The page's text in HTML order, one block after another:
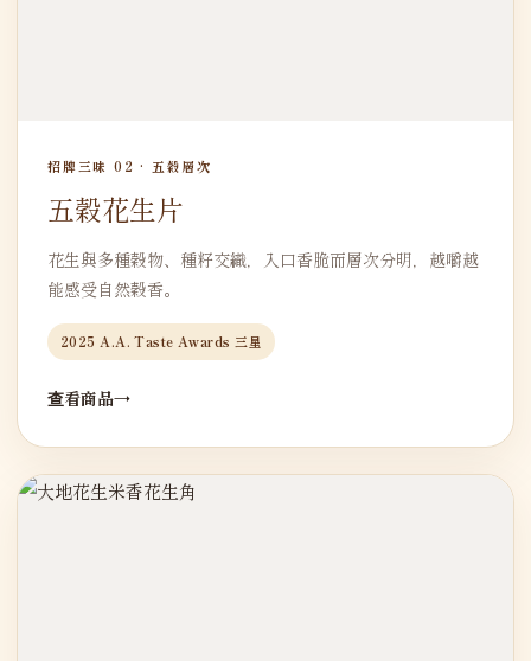
招牌三味 02 · 五穀層次
五穀花生片
花生與多種穀物、種籽交織，入口香脆而層次分明，越嚼越
能感受自然穀香。
2025 A.A. Taste Awards 三星
查看商品